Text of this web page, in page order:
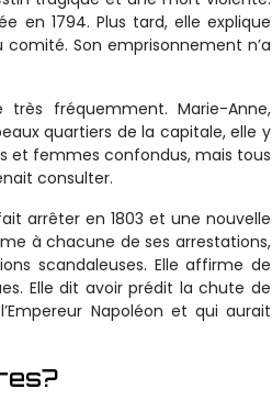
en 1794. Plus tard, elle explique
comité. Son emprisonnement n’a
très fréquemment. Marie-Anne,
quartiers de la capitale, elle y
et femmes confondus, mais tous
consulter.
arrêter en 1803 et une nouvelle
à chacune de ses arrestations,
scandaleuses. Elle affirme de
Elle dit avoir prédit la chute de
Napoléon et qui aurait